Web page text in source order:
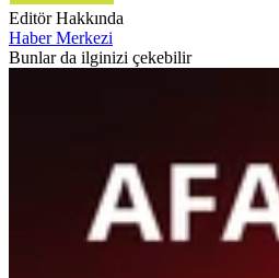
Editör Hakkında
Haber Merkezi
Bunlar da ilginizi çekebilir